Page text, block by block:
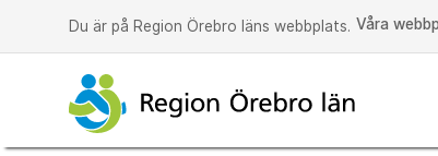
Du är på Region Örebro läns webbplats. Våra